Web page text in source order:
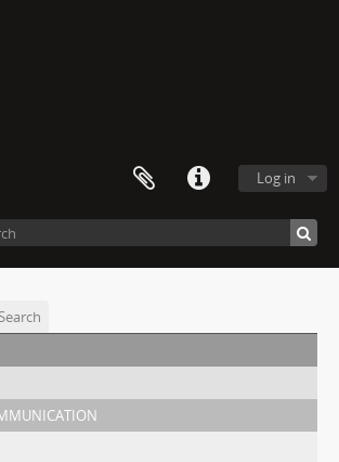
Log in
Search